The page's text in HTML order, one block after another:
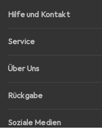
Hilfe und Kontakt
Service
Über Uns
Rückgabe
Soziale Medien